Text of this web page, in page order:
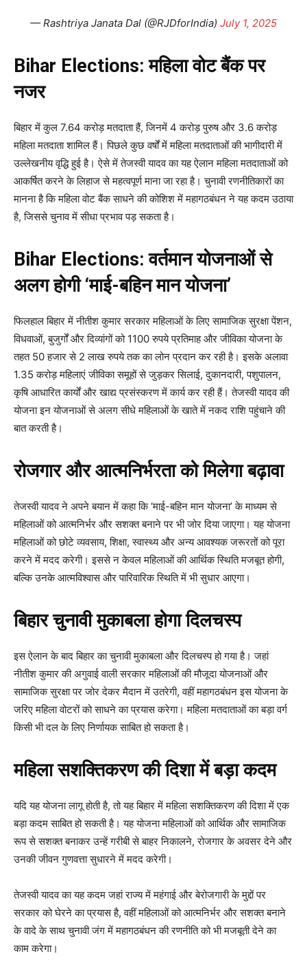
— Rashtriya Janata Dal (@RJDforIndia) July 1, 2025
Bihar Elections: महिला वोट बैंक पर
नजर
बिहार में कुल 7.64 करोड़ मतदाता हैं, जिनमें 4 करोड़ पुरुष और 3.6 करोड़
महिला मतदाता शामिल हैं। पिछले कुछ वर्षों में महिला मतदाताओं की भागीदारी में
उल्लेखनीय वृद्धि हुई है। ऐसे में तेजस्वी यादव का यह ऐलान महिला मतदाताओं को
आकर्षित करने के लिहाज से महत्वपूर्ण माना जा रहा है। चुनावी रणनीतिकारों का
मानना है कि महिला वोट बैंक साधने की कोशिश में महागठबंधन ने यह कदम उठाया
है, जिससे चुनाव में सीधा प्रभाव पड़ सकता है।
Bihar Elections: वर्तमान योजनाओं से
अलग होगी ‘माई-बहिन मान योजना’
फिलहाल बिहार में नीतीश कुमार सरकार महिलाओं के लिए सामाजिक सुरक्षा पेंशन,
विधवाओं, बुजुर्गों और दिव्यांगों को 1100 रुपये प्रतिमाह और जीविका योजना के
तहत 50 हजार से 2 लाख रुपये तक का लोन प्रदान कर रही है। इसके अलावा
1.35 करोड़ महिलाएं जीविका समूहों से जुड़कर सिलाई, दुकानदारी, पशुपालन,
कृषि आधारित कार्यों और खाद्य प्रसंस्करण में कार्य कर रही हैं। तेजस्वी यादव की
योजना इन योजनाओं से अलग सीधे महिलाओं के खाते में नकद राशि पहुंचाने की
बात करती है।
रोजगार और आत्मनिर्भरता को मिलेगा बढ़ावा
तेजस्वी यादव ने अपने बयान में कहा कि ‘माई-बहिन मान योजना’ के माध्यम से
महिलाओं को आत्मनिर्भर और सशक्त बनाने पर भी जोर दिया जाएगा। यह योजना
महिलाओं को छोटे व्यवसाय, शिक्षा, स्वास्थ्य और अन्य आवश्यक जरूरतों को पूरा
करने में मदद करेगी। इससे न केवल महिलाओं की आर्थिक स्थिति मजबूत होगी,
बल्कि उनके आत्मविश्वास और पारिवारिक स्थिति में भी सुधार आएगा।
बिहार चुनावी मुकाबला होगा दिलचस्प
इस ऐलान के बाद बिहार का चुनावी मुकाबला और दिलचस्प हो गया है। जहां
नीतीश कुमार की अगुवाई वाली सरकार महिलाओं की मौजूदा योजनाओं और
सामाजिक सुरक्षा पर जोर देकर मैदान में उतरेगी, वहीं महागठबंधन इस योजना के
जरिए महिला वोटरों को साधने का प्रयास करेगा। महिला मतदाताओं का बड़ा वर्ग
किसी भी दल के लिए निर्णायक साबित हो सकता है।
महिला सशक्तिकरण की दिशा में बड़ा कदम
यदि यह योजना लागू होती है, तो यह बिहार में महिला सशक्तिकरण की दिशा में एक
बड़ा कदम साबित हो सकती है। यह योजना महिलाओं को आर्थिक और सामाजिक
रूप से सशक्त बनाकर उन्हें गरीबी से बाहर निकालने, रोजगार के अवसर देने और
उनकी जीवन गुणवत्ता सुधारने में मदद करेगी।
तेजस्वी यादव का यह कदम जहां राज्य में महंगाई और बेरोजगारी के मुद्दों पर
सरकार को घेरने का प्रयास है, वहीं महिलाओं को आत्मनिर्भर और सशक्त बनाने
के वादे के साथ चुनावी जंग में महागठबंधन की रणनीति को भी मजबूती देने का
काम करेगा।